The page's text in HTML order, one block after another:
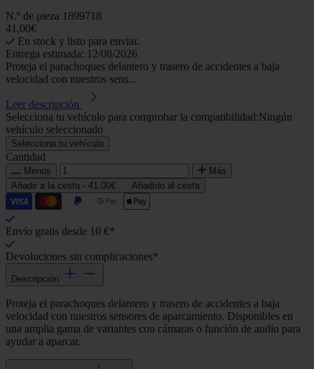
N.º de pieza 1899718
41,00€
En stock y listo para enviar.
Entrega estimada: 12/08/2026
Proteja el parachoques delantero y trasero de accidentes a baja
velocidad con nuestros sens...
Leer descripción
Selecciona tu vehículo para comprobar la compatibilidad:Ningún
vehículo seleccionado
Selecciona tu vehículo
Cantidad
Menos
Más
Añadir a la cesta - 41,00€ Añadido al cesta
Envío gratis desde 10 €*
Devoluciones sin complicaciones*
Descripción
Proteja el parachoques delantero y trasero de accidentes a baja
velocidad con nuestros sensores de aparcamiento. Disponibles en
una amplia gama de variantes con cámaras o función de audio para
ayudar a aparcar.